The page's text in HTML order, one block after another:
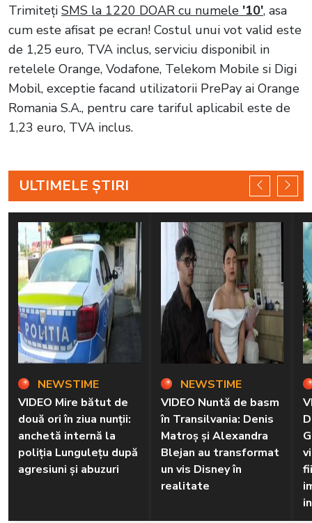
Trimiteți SMS la 1220 DOAR cu numele '10', asa
cum este afisat pe ecran! Costul unui vot valid este
de 1,25 euro, TVA inclus, serviciu disponibil in
retelele Orange, Vodafone, Telekom Mobile si Digi
Mobil, exceptie facand utilizatorii PrePay ai Orange
Romania S.A., pentru care tariful aplicabil este de
1,23 euro, TVA inclus.
ULTIMELE ȘTIRI
NEWSTIME
VIDEO Mire bătut de
două ori în ziua nunții:
anchetă internă la
poliția Lungulețu după
agresiuni și abuzuri
NEWSTIME
VIDEO Nuntă de basm
în Transilvania: Denis
Matroș și Alexandra
Blejan au transformat
un vis Disney în
realitate